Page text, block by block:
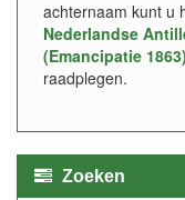
achternaam kunt u
Nederlandse
(Emancipatie 1863)
raadplegen.
Zoeken